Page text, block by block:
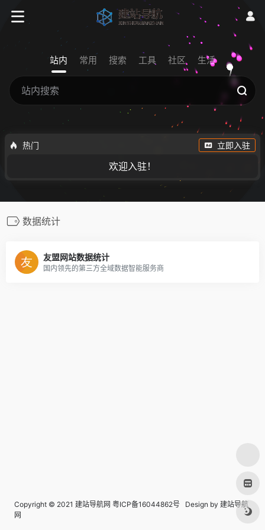
站内 常用 搜索 工具 社区 生活
热门 立即入驻
欢迎入驻！
数据统计
友盟网站数据统计
国内领先的第三方全域数据智能服务商
Copyright © 2021 建站导航网 粤ICP备16044862号 Design by 建站导航
网